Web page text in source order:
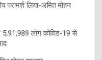
लिया-अमित मोहन
लोग कोविड-19 से